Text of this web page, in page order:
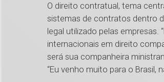
O direito contratual, tema
sistemas de contratos dentro
legal utilizado pelas
internacionais em direito
será sua companheira
“Eu venho muito para o Brasil,